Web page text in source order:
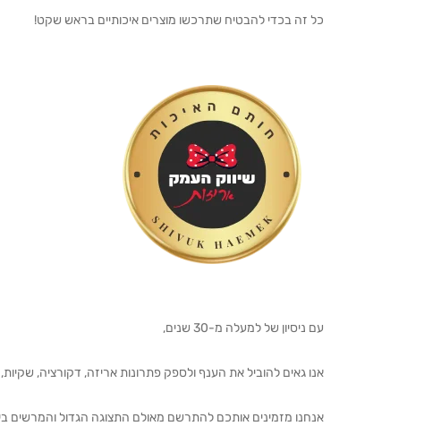
כל זה בכדי להבטיח שתרכשו מוצרים איכותיים בראש שקט!
עם ניסיון של למעלה מ-30 שנים,
אנו גאים להוביל את הענף ולספק פתרונות אריזה, דקורציה, שקיות,